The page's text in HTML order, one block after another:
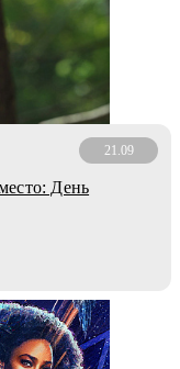
21.09
День